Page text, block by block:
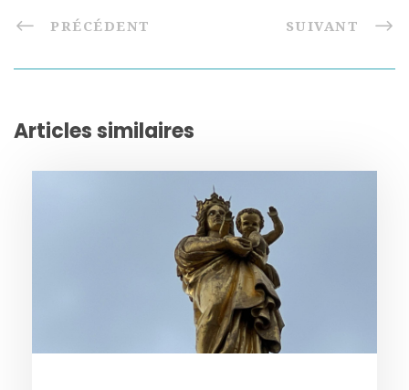
PRÉCÉDENT SUIVANT
Articles similaires